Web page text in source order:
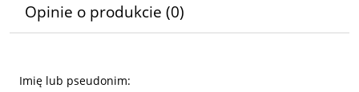
Opinie o produkcie (0)
Imię lub pseudonim: